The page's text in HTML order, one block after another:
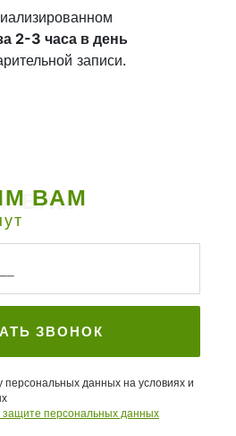
2-3 часа в день
записи.
ВАМ
ЗВОНОК
персональных данных на условиях и
персональных данных